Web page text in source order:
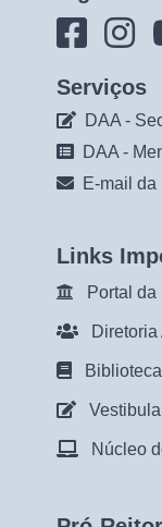
Serviços
DAA -
DAA -
E-mail da
Links
Portal da
Núcleo